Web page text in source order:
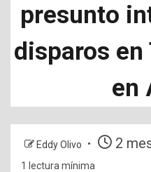
presunto
disparos en
en
Eddy Olivo 2
1 lectura mínima